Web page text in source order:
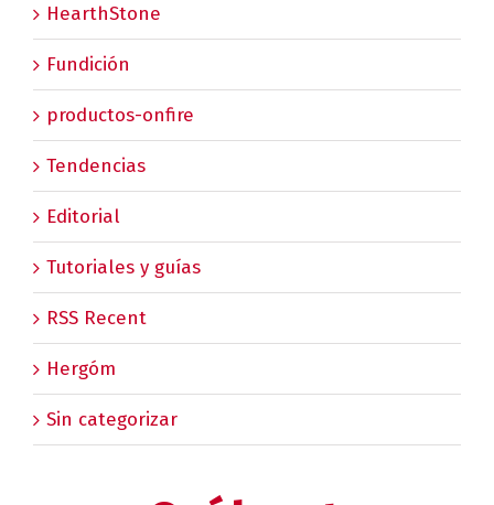
HearthStone
Fundición
productos-onfire
Tendencias
Editorial
Tutoriales y guías
RSS Recent
Hergóm
Sin categorizar